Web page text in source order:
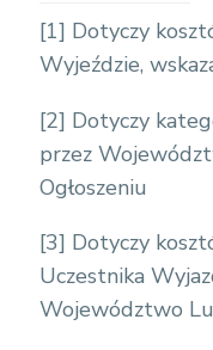
[1] Dotyczy
Wyjeździe,
[2] Dotyczy
przez
Ogłoszeniu
[3] Dotyczy
Uczestnika
Województwo